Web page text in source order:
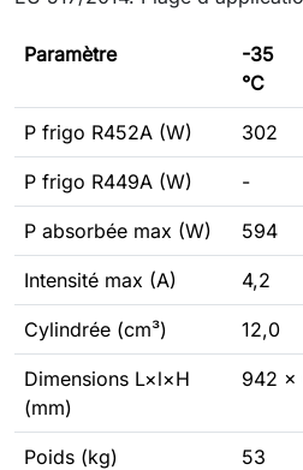
Paramètre
-35
°C
P frigo R452A (W) 302
P frigo R449A (W) -
P absorbée max (W) 594
Intensité max (A) 4,2
Cylindrée (cm³) 12,0
Dimensions L×l×H
(mm)
942 ×
Poids (kg) 53